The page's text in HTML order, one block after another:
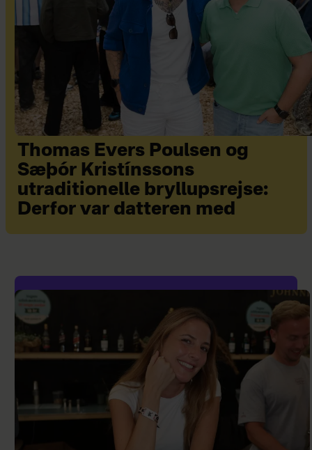
Thomas Evers Poulsen og
Sæþór Kristínssons
utraditionelle bryllupsrejse:
Derfor var datteren med